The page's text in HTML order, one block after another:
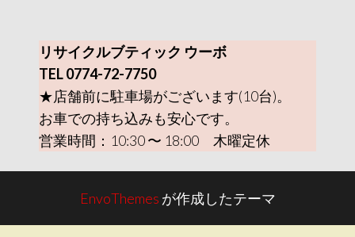
リサイクルブティック ウーボ
TEL 0774-72-7750
★店舗前に駐車場がございます(10台)。
お車での持ち込みも安心です。
営業時間：10:30 〜 18:00 木曜定休
EnvoThemes が作成したテーマ